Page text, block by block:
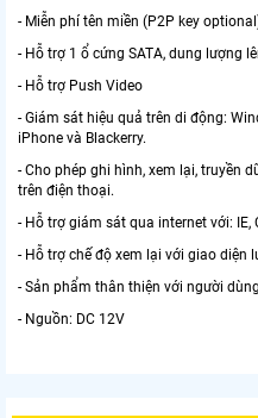
- Miễn phí tên miền (P2P key
- Hỗ trợ 1 ổ cứng SATA, dung lượng
- Hỗ trợ Push Video
- Giám sát hiệu quả trên di động:
iPhone và Blackerry.
- Cho phép ghi hình, xem lại, truyền
trên điện thoại.
- Hỗ trợ giám sát qua internet với: IE,
- Hỗ trợ chế độ xem lại với giao diện
- Sản phẩm thân thiện với người
- Nguồn: DC 12V